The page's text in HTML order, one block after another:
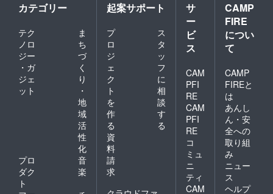
カテゴリー
テク
ノロ
ジー
・ガ
ジェ
ット
ま
ち
づ
く
り
・
地
域
活
性
化
プロ
ダク
ト
音
楽
起案サポート
プ
ロ
ジ
ェ
ク
ト
を
作
る
ス
タ
ッ
フ
に
相
談
す
る
資
料
請
求
サ
ー
ビ
ス
CAM
PFI
RE
CAM
PFI
RE
コ
ミュ
ニ
ティ
CAM
CAMP
FIRE
につい
て
CAMP
FIREと
は
あんし
ん・安
全への
取り組
み
ニュー
ス
ヘルプ